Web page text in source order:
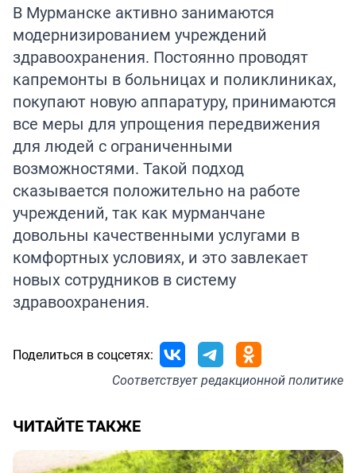
В Мурманске активно занимаются
модернизированием учреждений
здравоохранения. Постоянно проводят
капремонты в больницах и поликлиниках,
покупают новую аппаратуру, принимаются
все меры для упрощения передвижения
для людей с ограниченными
возможностями. Такой подход
сказывается положительно на работе
учреждений, так как мурманчане
довольны качественными услугами в
комфортных условиях, и это завлекает
новых сотрудников в систему
здравоохранения.
Поделиться в соцсетях:
Соответствуетредакционной политике
ЧИТАЙТЕ ТАКЖЕ